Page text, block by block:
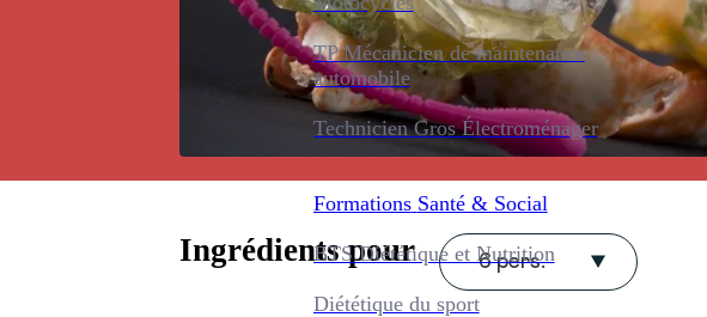
TP Mécanicien de maintenance
automobile
Technicien Gros Électroménager
Formations Santé & Social
BTS Diététique et Nutrition
Diététique du sport
Ingrédients pour 6 pers.